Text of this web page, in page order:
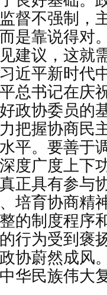
督不强制，
是靠说得对
建议，这就
近平新时代
总书记在庆
政协委员的
把握协商民
平。要善于
度广度上下
正具有参与
培育协商精
的制度程序
行为受到褒
协蔚然成风
华民族伟大